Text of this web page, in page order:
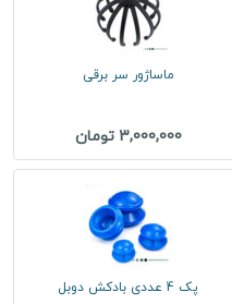
ماساژور سر برقی
3,000,000 تومان
پک 4 عددی بادکش دوبل